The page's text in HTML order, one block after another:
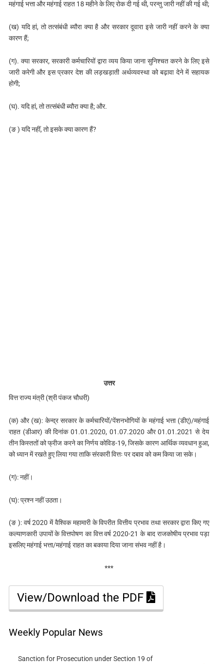
महंगाई भत्ता और महंगाई राहत 18 महीने के लिए रोक दी गई थी, परन्तु जारी नहीं की गई थी;
(ख) यदि हां, तो तत्संबंधी ब्यौरा क्या है और सरकार दूवारा इसे जारी नहीं करने के क्या
कारण हैं;
(ग). क्‍या सरकार, सरकारी कर्मचारियों द्वारा व्यय किया जाना सुनिश्चत करने के लिए इसे
जारी करेगी और इस प्रकार देश की लड़खड़ाती अर्थव्यवस्था को बढ़ावा देने में सहायक
होगी;
(घ). यदि हां, तो तत्संबंधी ब्यौरा क्या है; और.
(ङ ) यदि नहीं, तो इसके क्‍या कारण हैं?
उत्तर
वित्त राज्य मंत्री (श्री पंकज चौधरी)
(क) और (ख): केन्द्र सरकार के कर्मचारियों/पेंशनभोगियों के महंगाई भत्ता (डीए)/महंगाई
राहत (डीआर) की दिनांक 01.01.2020, 01.07.2020 और 01.01.2021 से देय
तीन किस्ततों को फ्रीज करने का निर्णय कोविड-19, जिसके कारण आर्थिक व्यवधान हुआ,
को ध्यान में रखते हुए लिया गया ताकि संरकारी वित्तः पर दबाव को कम किया जा सके।
(ग): नहीं।
(घ): प्रश्न नहीं उठता।
(ङ ): वर्ष 2020 में वैश्विक महामारी के विपरीत वित्तीय प्रभाव तथा सरकार द्वारा किए गए
कल्याणकारी उपायों के वित्तपोषण का वित्त वर्ष 2020-21 के बाद राजकोषीय प्रभाव पड़ा
इसलिए महंगाई भत्ता/महंगाई राहत का बकाया दिया जाना संभव नहीं है।
***
View/Download the PDF
Weekly Popular News
Sanction for Prosecution under Section 19 of